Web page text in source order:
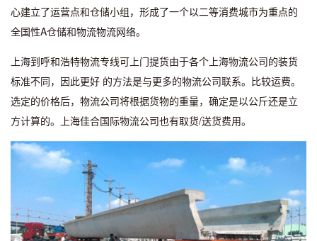
心建立了运营点和仓储小组，形成了一个以二等消费城市为重点的
全国性A仓储和物流物流网络。
上海到呼和浩特物流专线可上门提货由于各个上海物流公司的装货
标准不同，因此更好 的方法是与更多的物流公司联系。比较运费。
选定的价格后，物流公司将根据货物的重量，确定是以公斤还是立
方计算的。上海佳合国际物流公司也有取货/送货费用。